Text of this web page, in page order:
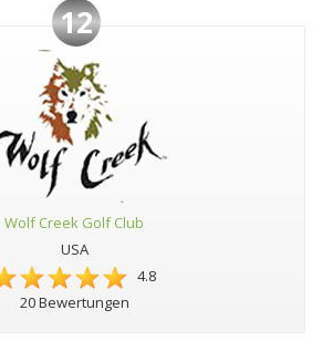
12
Wolf Creek Golf Club
USA
4.8
20 Bewertungen